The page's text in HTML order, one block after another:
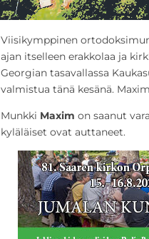
Viisikymppinen
ajan itselleen erakkolaa ja
Georgian tasavallassa
valmistua tänä kesänä.
Munkki Maxim on saanut
kyläläiset ovat auttaneet.